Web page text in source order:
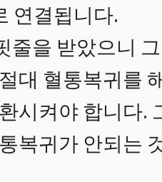
연결됩니다.
을 받았으니
대 혈통복귀를
시켜야 합니다.
복귀가 안되는